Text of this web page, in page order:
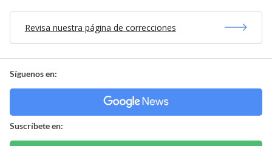
Revisa nuestra página de correcciones
Síguenos en:
Suscríbete en: